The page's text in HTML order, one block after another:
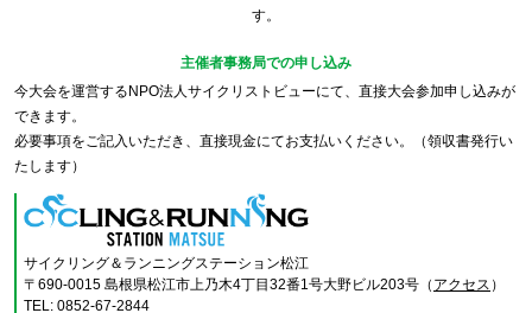
す。
主催者事務局での申し込み
今大会を運営するNPO法人サイクリストビューにて、直接大会参加申し込みが
できます。
必要事項をご記入いただき、直接現金にてお支払いください。（領収書発行い
たします）
サイクリング＆ランニングステーション松江
〒690-0015 島根県松江市上乃木4丁目32番1号大野ビル203号（ アクセス ）
TEL: 0852-67-2844